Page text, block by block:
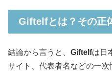
Giftelfとは？その正
結論から言うと、 Giftelfは日
サイト、代表者名などの一